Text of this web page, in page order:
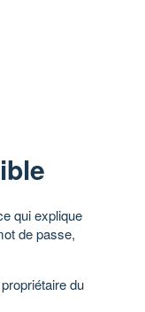
qui explique
de passe,
du